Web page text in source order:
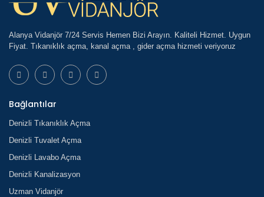
Alanya Vidanjör 7/24 Servis Hemen Bizi Arayın. Kaliteli Hizmet. Uygun
Fiyat. Tıkanıklık açma, kanal açma , gider açma hizmeti veriyoruz
Bağlantılar
Denizli Tıkanıklık Açma
Denizli Tuvalet Açma
Denizli Lavabo Açma
Denizli Kanalizasyon
Uzman Vidanjör